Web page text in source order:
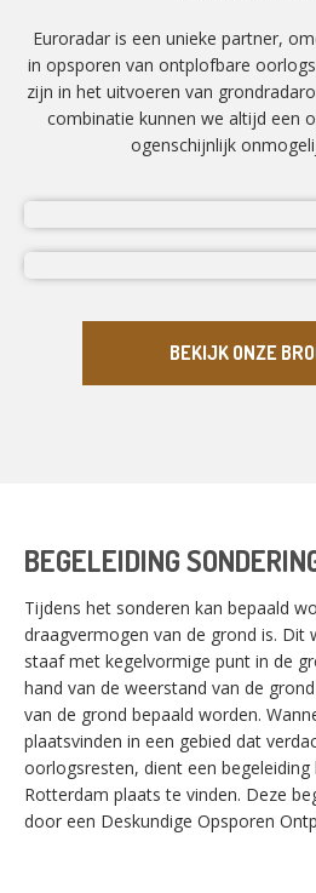
Euroradar is een unieke partner,
in opsporen van ontplofbare
zijn in het uitvoeren van
combinatie kunnen we altijd een
ogenschijnlijk
BEKIJK ONZE
BEGELEIDING
Tijdens het sonderen kan bepaald
draagvermogen van de grond is. Dit
staaf met kegelvormige punt in de
hand van de weerstand van de
van de grond bepaald worden.
plaatsvinden in een gebied dat
oorlogsresten, dient een begeleiding
Rotterdam plaats te vinden. Deze
door een Deskundige Opsporen